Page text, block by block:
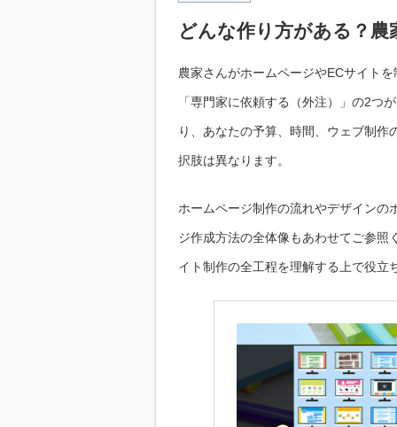
どんな作り方がある？
農家さんがホームページやECサイト
「専門家に依頼する（外注）」の2つ
り、あなたの予算、時間、ウェブ制
択肢は異なります。
ホームページ制作の流れやデザインの
ジ作成方法の全体像もあわせてご参照
イト制作の全工程を理解する上で役立